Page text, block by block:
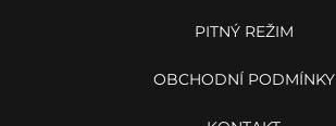
PITNÝ REŽIM
OBCHODNÍ PODMÍNKY